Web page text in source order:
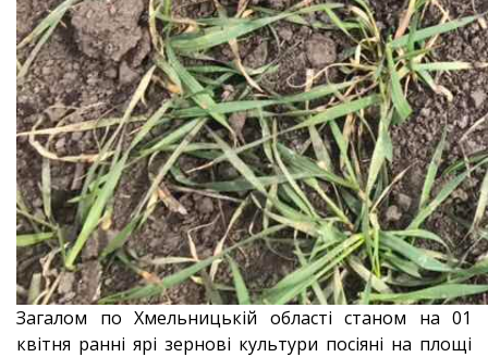
Загалом по Хмельницькій області станом на 01
квітня ранні ярі зернові культури посіяні на площі